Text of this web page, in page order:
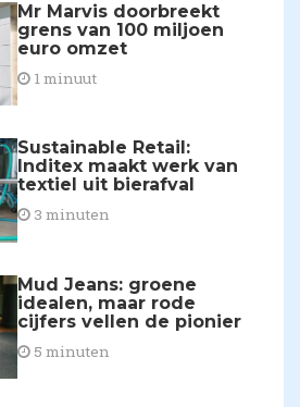
Mr Marvis doorbreekt
grens van 100 miljoen
euro omzet
1 minuut
Sustainable Retail:
Inditex maakt werk van
textiel uit bierafval
3 minuten
Mud Jeans: groene
idealen, maar rode
cijfers vellen de pionier
5 minuten